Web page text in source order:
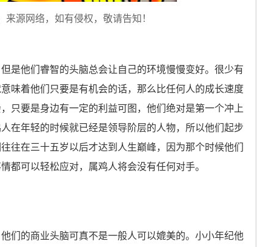
源网络，如有侵权，敬请告知！
他们睿智的头脑总会让自己的环境慢慢变好。很少有
味着他们只要是有机会的话，那么比任何人的成长速度
只要是身边有一定的利益可图，他们绝对是第一个冲上
在年轻的时候就已经是领导阶层的人物，所以他们起步
往在三十五岁以后才达到人生巅峰，因为那个时候他们
都可以轻松应对，属鸡人将会没有任何对手。
的商业头脑可真不是一般人可以媲美的。小小年纪他